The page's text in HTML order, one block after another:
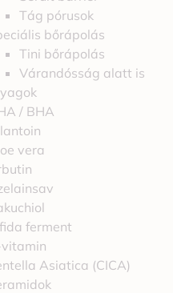
Tág pórusok
bőrápolás
Tini bőrápolás
Várandósság alatt is
/ BHA
vera
ferment
Asiatica (CICA)